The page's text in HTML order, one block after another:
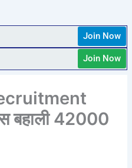
Join Now
Join Now
बहाली 42000